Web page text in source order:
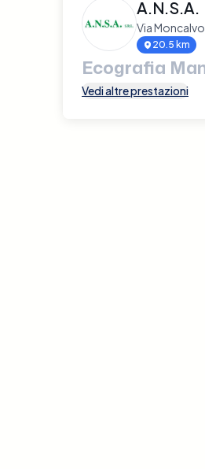
A.N.S.A.
Via
20.5 km
Ecografia
Vedi altre prestazioni